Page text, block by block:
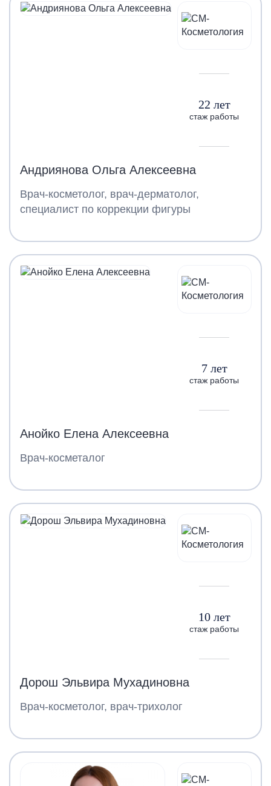
22 лет
стаж работы
Андриянова Ольга Алексеевна
Врач-косметолог, врач-дерматолог,
специалист по коррекции фигуры
7 лет
стаж работы
Анойко Елена Алексеевна
Врач-косметалог
10 лет
стаж работы
Дорош Эльвира Мухадиновна
Врач-косметолог, врач-трихолог